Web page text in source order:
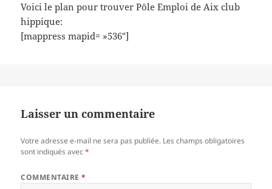
Voici le plan pour trouver Pôle Emploi de Aix club
hippique:
[mappress mapid= »536″]
Laisser un commentaire
Votre adresse e-mail ne sera pas publiée. Les champs obligatoires
sont indiqués avec*
COMMENTAIRE*